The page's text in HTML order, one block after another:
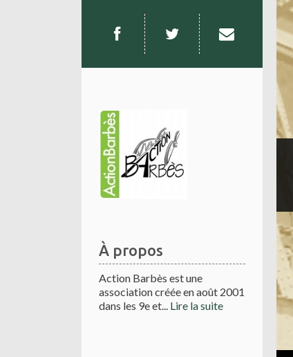
À propos
Action Barbès est une
association créée en août 2001
dans les 9e et... Lire la suite